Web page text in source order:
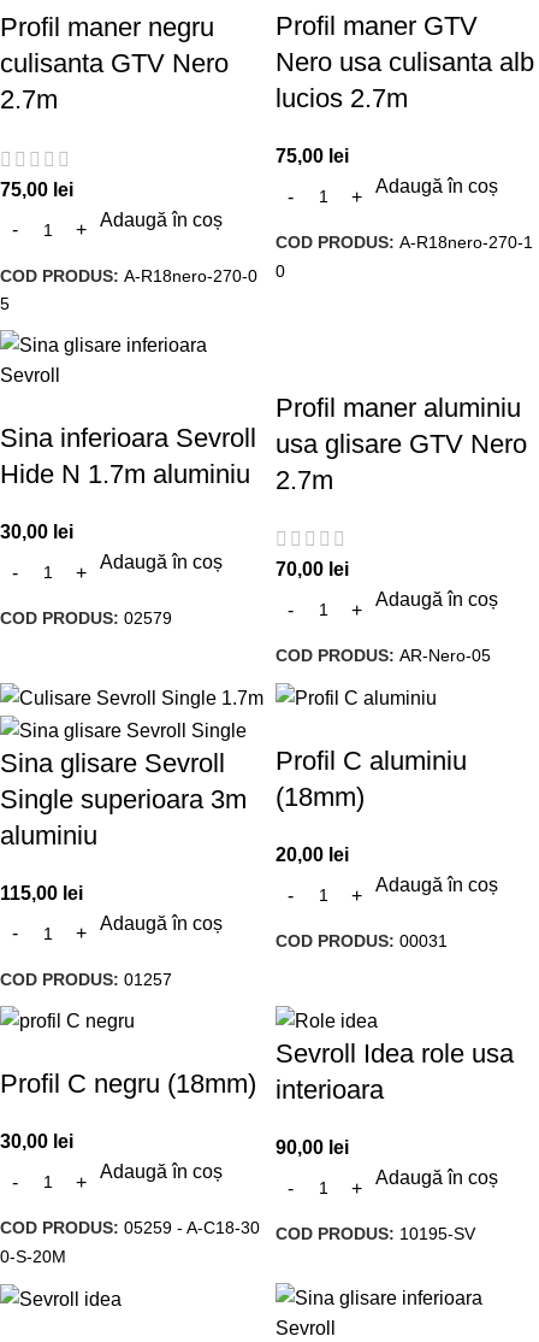
Profil maner negru
culisanta GTV Nero
2.7m
75,00 lei
Adaugă în coș
COD PRODUS: A-R18nero-270-0
5
Profil maner GTV
Nero usa culisanta alb
lucios 2.7m
75,00 lei
Adaugă în coș
COD PRODUS: A-R18nero-270-1
0
Sina inferioara Sevroll
Hide N 1.7m aluminiu
30,00 lei
Adaugă în coș
COD PRODUS: 02579
Profil maner aluminiu
usa glisare GTV Nero
2.7m
70,00 lei
Adaugă în coș
COD PRODUS: AR-Nero-05
Sina glisare Sevroll
Single superioara 3m
aluminiu
115,00 lei
Adaugă în coș
COD PRODUS: 01257
Profil C aluminiu
(18mm)
20,00 lei
Adaugă în coș
COD PRODUS: 00031
Profil C negru (18mm)
30,00 lei
Adaugă în coș
COD PRODUS: 05259 - A-C18-30
0-S-20M
Sevroll Idea role usa
interioara
90,00 lei
Adaugă în coș
COD PRODUS: 10195-SV